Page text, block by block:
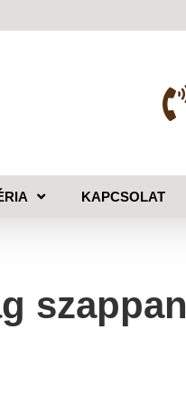
KAPCSOLAT
szappan